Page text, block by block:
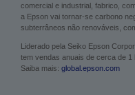
comercial e industrial, fabrico,
a Epson vai tornar-se carbono
subterrâneos não renováveis,
Liderado pela Seiko Epson
tem vendas anuais de cerca de 1
Saiba mais: global.epson.com